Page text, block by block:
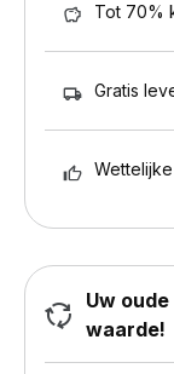
Tot 70%
Gratis
Uw
waarde!